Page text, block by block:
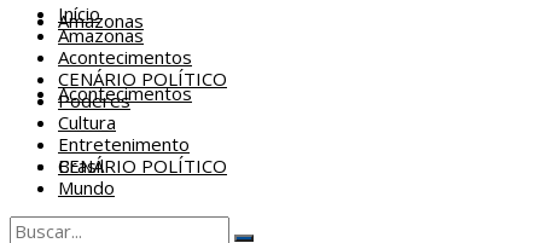
Amazonas
Acontecimentos
CENÁRIO POLÍTICO
Poderes
Início
Amazonas
Acontecimentos
CENÁRIO POLÍTICO
Poderes
Cultura
Entretenimento
Brasil
Mundo